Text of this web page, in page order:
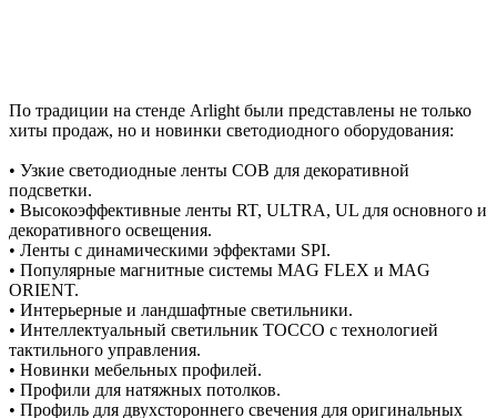
По традиции на стенде Arlight были представлены не только
хиты продаж, но и новинки светодиодного оборудования:
• Узкие светодиодные ленты COB для декоративной
подсветки.
• Высокоэффективные ленты RT, ULTRA, UL для основного и
декоративного освещения.
• Ленты с динамическими эффектами SPI.
• Популярные магнитные системы MAG FLEX и MAG
ORIENT.
• Интерьерные и ландшафтные светильники.
• Интеллектуальный светильник TOCCO с технологией
тактильного управления.
• Новинки мебельных профилей.
• Профили для натяжных потолков.
• Профиль для двухстороннего свечения для оригинальных